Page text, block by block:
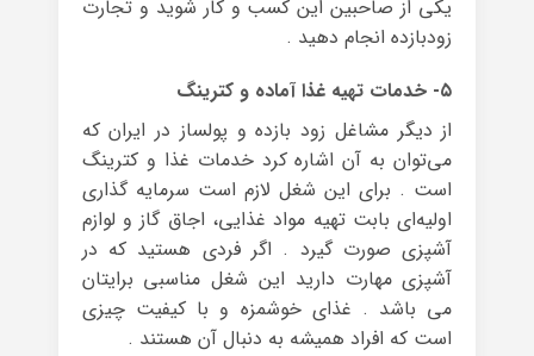
یکی از صاحبین این کسب و کار شوید و تجارت
زودبازده انجام دهید .
۵- خدمات تهیه غذا آماده و کترینگ
از دیگر مشاغل زود بازده و پولساز در ایران که
می‌توان به آن اشاره کرد خدمات غذا و کترینگ
است . برای این شغل لازم است سرمایه گذاری
اولیه‌ای بابت تهیه مواد غذایی، اجاق گاز و لوازم
آشپزی صورت گیرد . اگر فردی هستید که در
آشپزی مهارت دارید این شغل مناسبی برایتان
می باشد . غذای خوشمزه و با کیفیت چیزی
است که افراد همیشه به دنبال آن هستند .